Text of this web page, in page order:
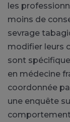
les
moins de
sevrage
modifier leurs
sont
en médecine
coordonnée
une enquête